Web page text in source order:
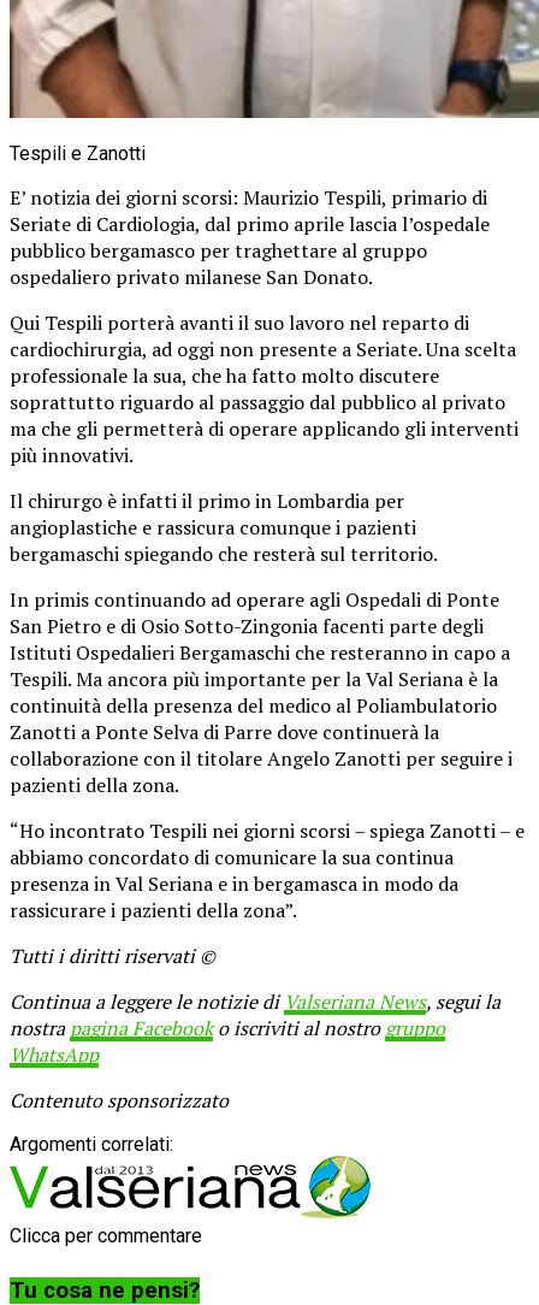
Tespili e Zanotti
E’ notizia dei giorni scorsi: Maurizio Tespili, primario di
Seriate di Cardiologia, dal primo aprile lascia l’ospedale
pubblico bergamasco per traghettare al gruppo
ospedaliero privato milanese San Donato.
Qui Tespili porterà avanti il suo lavoro nel reparto di
cardiochirurgia, ad oggi non presente a Seriate. Una scelta
professionale la sua, che ha fatto molto discutere
soprattutto riguardo al passaggio dal pubblico al privato
ma che gli permetterà di operare applicando gli interventi
più innovativi.
Il chirurgo è infatti il primo in Lombardia per
angioplastiche e rassicura comunque i pazienti
bergamaschi spiegando che resterà sul territorio.
In primis continuando ad operare agli Ospedali di Ponte
San Pietro e di Osio Sotto-Zingonia facenti parte degli
Istituti Ospedalieri Bergamaschi che resteranno in capo a
Tespili. Ma ancora più importante per la Val Seriana è la
continuità della presenza del medico al Poliambulatorio
Zanotti a Ponte Selva di Parre dove continuerà la
collaborazione con il titolare Angelo Zanotti per seguire i
pazienti della zona.
“Ho incontrato Tespili nei giorni scorsi – spiega Zanotti – e
abbiamo concordato di comunicare la sua continua
presenza in Val Seriana e in bergamasca in modo da
rassicurare i pazienti della zona”.
Tutti i diritti riservati ©
Continua a leggere le notizie di Valseriana News, segui la
nostrapagina Facebooko iscriviti al nostrogruppo
WhatsApp
Contenuto sponsorizzato
Argomenti correlati:
Clicca per commentare
Tu cosa ne pensi?